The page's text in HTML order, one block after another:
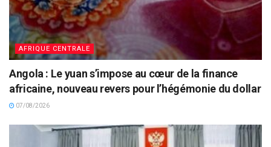
AFRIQUE CENTRALE
Angola : Le yuan s’impose au cœur de la finance
africaine, nouveau revers pour l’hégémonie du dollar
07/08/2026